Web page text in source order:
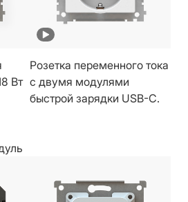
Вт
Розетка переменного тока
с двумя модулями
быстрой зарядки USB-C.